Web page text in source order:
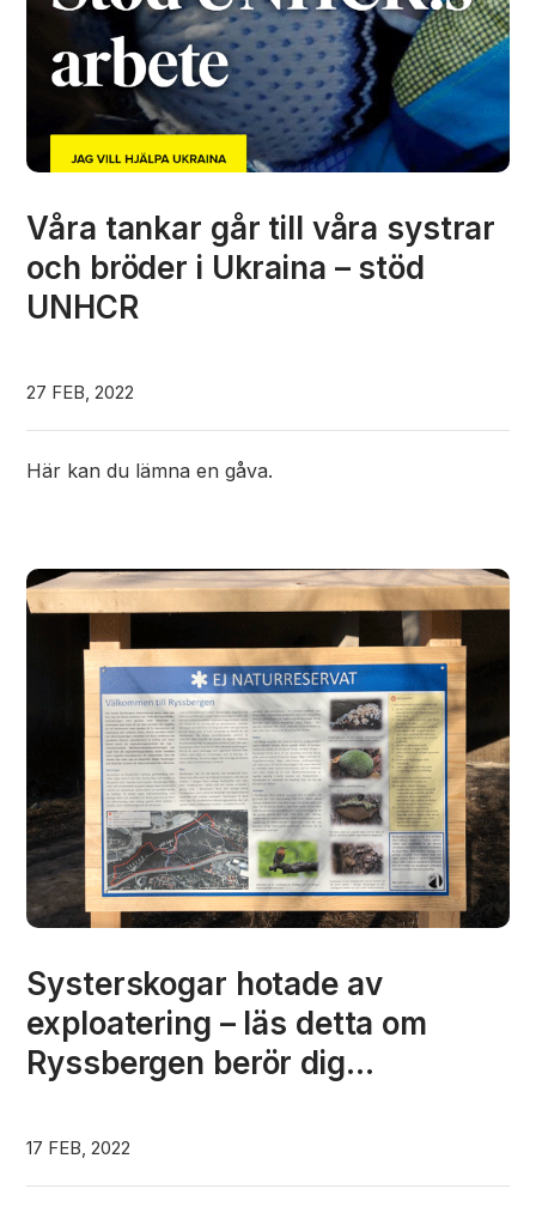
Våra tankar går till våra systrar
och bröder i Ukraina – stöd
UNHCR
27 FEB, 2022
Här kan du lämna en gåva.
Systerskogar hotade av
exploatering – läs detta om
Ryssbergen berör dig…
17 FEB, 2022